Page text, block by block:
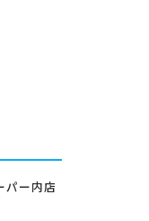
ー内店